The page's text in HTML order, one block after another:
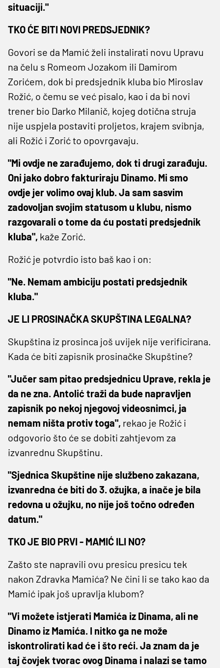
situaciji."
TKO ĆE BITI NOVI PREDSJEDNIK?
Govori se da Mamić želi instalirati novu Upravu
na čelu s Romeom Jozakom ili Damirom
Zorićem, dok bi predsjednik kluba bio Miroslav
Rožić, o čemu se već pisalo, kao i da bi novi
trener bio Darko Milanič, kojeg dotična struja
nije uspjela postaviti proljetos, krajem svibnja,
ali Rožić i Zorić to opovrgavaju.
"Mi ovdje ne zarađujemo, dok ti drugi zarađuju.
Oni jako dobro fakturiraju Dinamo. Mi smo
ovdje jer volimo ovaj klub. Ja sam sasvim
zadovoljan svojim statusom u klubu, nismo
razgovarali o tome da ću postati predsjednik
kluba", kaže Zorić.
Rožić je potvrdio isto baš kao i on:
"Ne. Nemam ambiciju postati predsjednik
kluba."
JE LI PROSINAČKA SKUPŠTINA LEGALNA?
Skupština iz prosinca još uvijek nije verificirana.
Kada će biti zapisnik prosinačke Skupštine?
"Jučer sam pitao predsjednicu Uprave, rekla je
da ne zna. Antolić traži da bude napravljen
zapisnik po nekoj njegovoj videosnimci, ja
nemam ništa protiv toga", rekao je Rožić i
odgovorio što će se dobiti zahtjevom za
izvanrednu Skupštinu.
"Sjednica Skupštine nije službeno zakazana,
izvanredna će biti do 3. ožujka, a inače je bila
redovna u ožujku, no nije još točno određen
datum."
TKO JE BIO PRVI - MAMIĆ ILI NO?
Zašto ste napravili ovu presicu presicu tek
nakon Zdravka Mamića? Ne čini li se tako kao da
Mamić ipak još upravlja klubom?
"Vi možete istjerati Mamića iz Dinama, ali ne
Dinamo iz Mamića. I nitko ga ne može
iskontrolirati kad će i što reći. Ja znam da je
taj čovjek tvorac ovog Dinama i nalazi se tamo